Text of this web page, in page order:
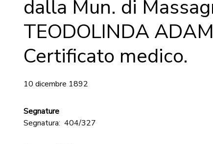
dalla Mun. di
TEODOLINDA
Certificato medico.
10 dicembre 1892
Segnature
Segnatura: 404/327